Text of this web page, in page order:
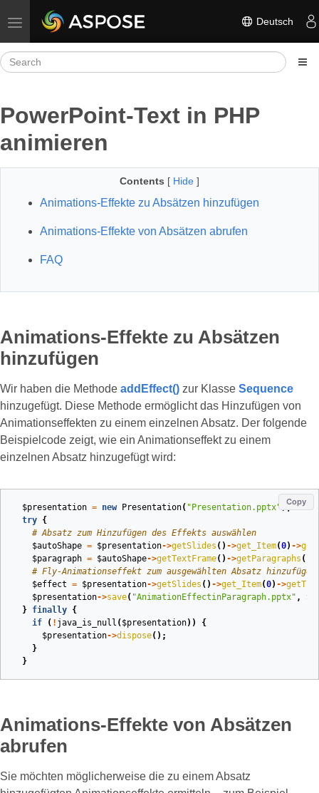
Toggle navigation Deutsch
PowerPoint-Text in PHP
animieren
Contents [ Hide ]
Animations‑Effekte zu Absätzen hinzufügen
Animations‑Effekte von Absätzen abrufen
FAQ
Animations‑Effekte zu Absätzen
hinzufügen
Wir haben die Methode addEffect() zur Klasse Sequence
hinzugefügt. Diese Methode ermöglicht das Hinzufügen von
Animationseffekten zu einem einzelnen Absatz. Der folgende
Beispielcode zeigt, wie ein Animationseffekt zu einem
einzelnen Absatz hinzugefügt wird:
Copy
$presentation = new Presentation( "Presentation.pptx" );
try {
# Absatz zum Hinzufügen des Effekts auswählen
$autoShape = $presentation->getSlides () ->get_Item(0) ->
$paragraph = $autoShape->getTextFrame() ->getParagraphs ()
# Fly-Animationseffekt zum ausgewählten Absatz hinzufügen
$effect = $presentation->getSlides () ->get_Item(0) ->
$presentation->save( "AnimationEffectinParagraph.pptx" ,
} finally {
if
( ! java_is_null ( $presentation))
{
$presentation->dispose();
}
}
Animations‑Effekte von Absätzen
abrufen
Sie möchten möglicherweise die zu einem Absatz